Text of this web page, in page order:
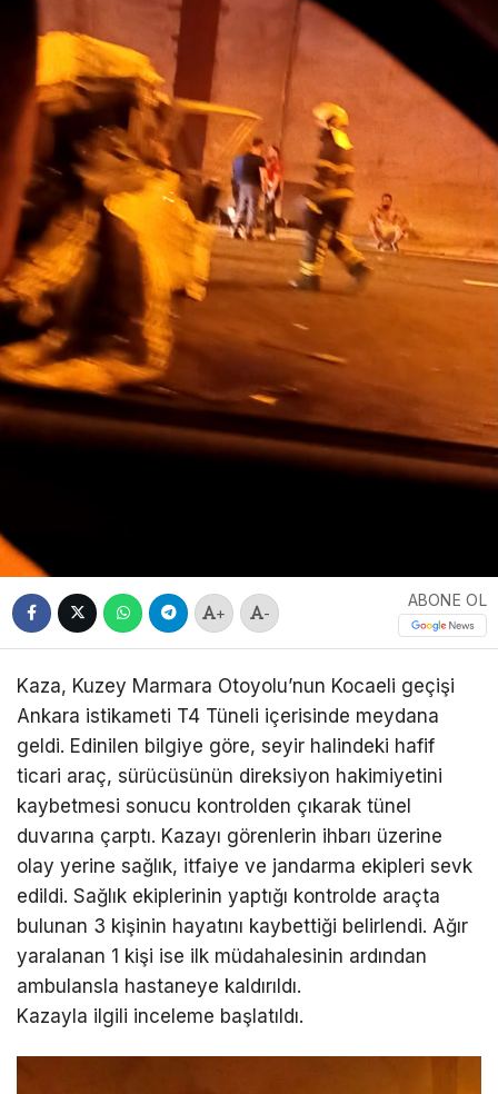
+ -
ABONE OL
Kaza, Kuzey Marmara Otoyolu’nun Kocaeli geçişi
Ankara istikameti T4 Tüneli içerisinde meydana
geldi. Edinilen bilgiye göre, seyir halindeki hafif
ticari araç, sürücüsünün direksiyon hakimiyetini
kaybetmesi sonucu kontrolden çıkarak tünel
duvarına çarptı. Kazayı görenlerin ihbarı üzerine
olay yerine sağlık, itfaiye ve jandarma ekipleri sevk
edildi. Sağlık ekiplerinin yaptığı kontrolde araçta
bulunan 3 kişinin hayatını kaybettiği belirlendi. Ağır
yaralanan 1 kişi ise ilk müdahalesinin ardından
ambulansla hastaneye kaldırıldı.
Kazayla ilgili inceleme başlatıldı.